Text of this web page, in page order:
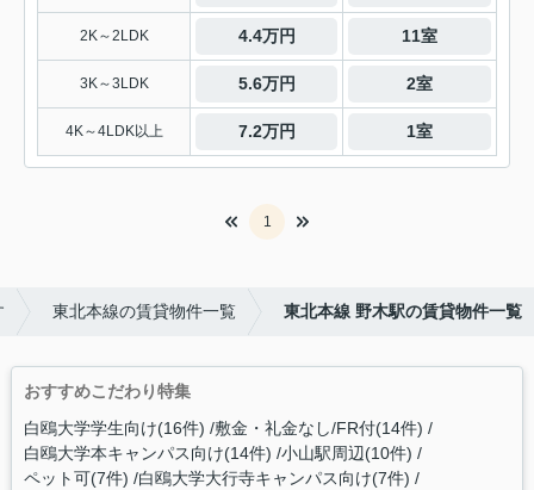
2K～2LDK 4.4万円 11室
3K～3LDK 5.6万円 2室
4K～4LDK以上 7.2万円 1室
1
東北本線の賃貸物件一覧 東北本線 野木駅の賃貸物件一覧
おすすめこだわり特集
白鴎大学学生向け(16件) 敷金・礼金なし/FR付(14件)
白鴎大学本キャンパス向け(14件) 小山駅周辺(10件)
ペット可(7件) 白鴎大学大行寺キャンパス向け(7件)